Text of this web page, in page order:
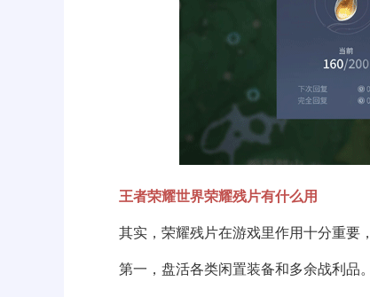
王者荣耀世界荣耀残片有什么用
其实，荣耀残片在游戏里作用十分重要，
第一，盘活各类闲置装备和多余战利品。